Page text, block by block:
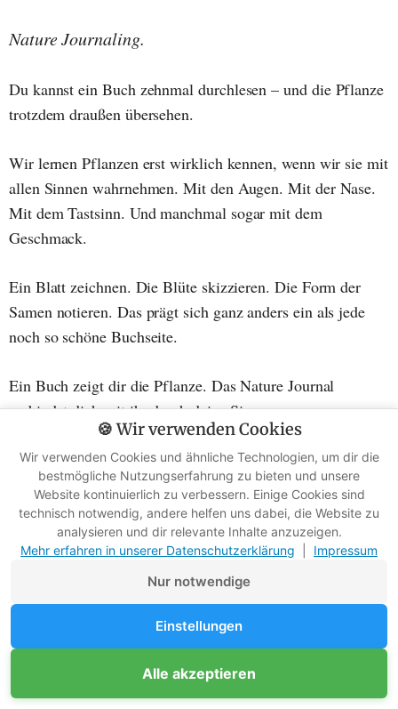
Nature Journaling.
Du kannst ein Buch zehnmal durchlesen – und die Pflanze
trotzdem draußen übersehen.
Wir lernen Pflanzen erst wirklich kennen, wenn wir sie mit
allen Sinnen wahrnehmen. Mit den Augen. Mit der Nase.
Mit dem Tastsinn. Und manchmal sogar mit dem
Geschmack.
Ein Blatt zeichnen. Die Blüte skizzieren. Die Form der
Samen notieren. Das prägt sich ganz anders ein als jede
noch so schöne Buchseite.
Ein Buch zeigt dir die Pflanze. Das Nature Journal
verbindet dich mit ihr durch deine Sinne.
"Alles, was du nicht gezeichnet hast, hast du nicht
gesehen."
(aus dem Buch "The Zen of Seeing")
Bild:
Unterstütze Survival-Kompass
🍪 Wir verwenden Cookies
Wir verwenden Cookies und ähnliche Technologien, um dir die
bestmögliche Nutzungserfahrung zu bieten und unsere
Website kontinuierlich zu verbessern. Einige Cookies sind
technisch notwendig, andere helfen uns dabei, die Website zu
analysieren und dir relevante Inhalte anzuzeigen.
Mehr erfahren in unserer Datenschutzerklärung
Impressum
Nur notwendige
Einstellungen
Alle akzeptieren